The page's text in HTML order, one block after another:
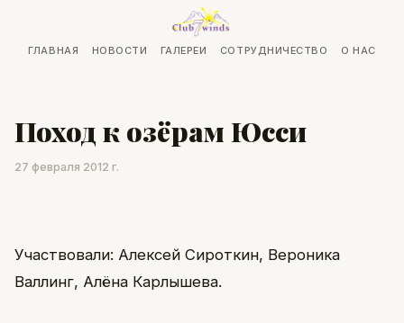
ГЛАВНАЯ НОВОСТИ ГАЛЕРЕИ СОТРУДНИЧЕСТВО О НАС
Поход к озёрам Юсси
27 февраля 2012 г.
Участвовали: Алексей Сироткин, Вероника
Валлинг, Алёна Карлышева.